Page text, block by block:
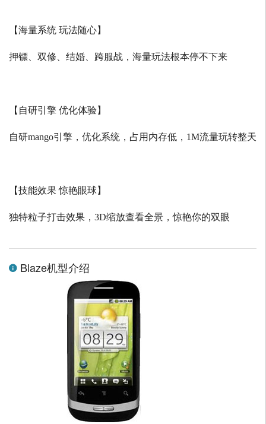
【海量系统 玩法随心】
押镖、双修、结婚、跨服战，海量玩法根本停不下来
【自研引擎 优化体验】
自研mango引擎，优化系统，占用内存低， 1M流量玩转整天
【技能效果 惊艳眼球】
独特粒子打击效果， 3D缩放查看全景，惊艳你的双眼
Blaze机型介绍